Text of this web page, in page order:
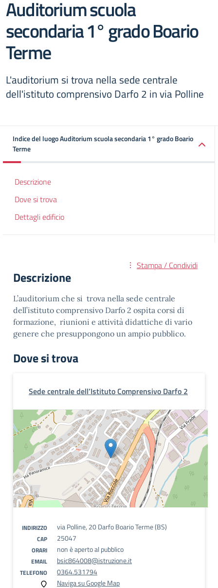
Auditorium scuola
secondaria 1° grado Boario
Terme
L'auditorium si trova nella sede centrale
dell'istituto comprensivo Darfo 2 in via Polline
Indice del luogo Auditorium scuola secondaria 1° grado Boario
Terme
Descrizione
Dove si trova
Dettagli edificio
Stampa / Condividi
Descrizione
L’auditorium che si trova nella sede centrale
dell’istituto comprensivo Darfo 2 ospita corsi di
formazione, riunioni e attività didattiche di vario
genere che presuppongono un ampio pubblico.
Dove si trova
Sede centrale dell’Istituto Comprensivo Darfo 2
INDIRIZZO via Polline, 20 Darfo Boario Terme (BS)
CAP 25047
ORARI non è aperto al pubblico
EMAIL bsic864008@istruzione.it
TELEFONO
0364.531794
Naviga su Google Map